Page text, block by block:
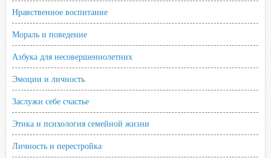
Нравственное воспитание
Мораль и поведение
Азбука для несовершеннолетних
Эмоции и личность
Заслужи себе счастье
Этика и психология семейной жизни
Личность и перестройка